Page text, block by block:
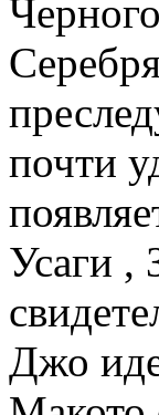
почти
Усаги ,
Джо